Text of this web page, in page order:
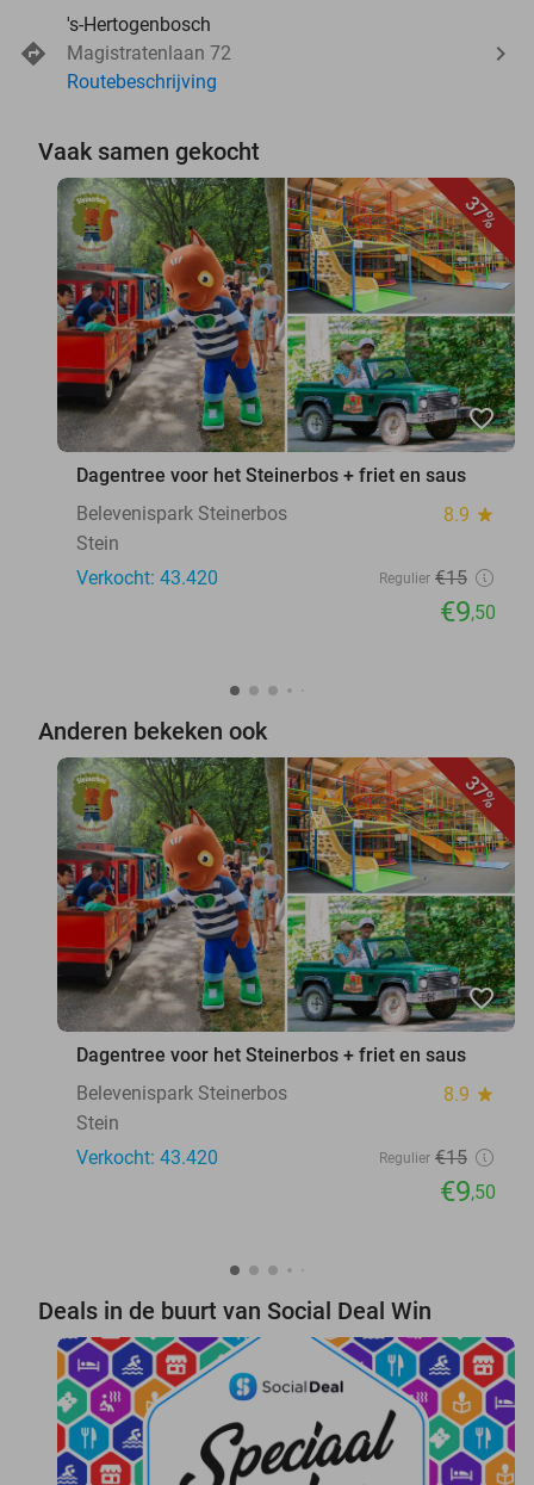
's-Hertogenbosch
Magistratenlaan 72
Routebeschrijving
Vaak samen gekocht
37%
favorite_border
Dagentree voor het Steinerbos + friet en saus
Belevenispark Steinerbos
8.9 star
Stein
Verkocht: 43.420
Regulier €15
€9,50
Anderen bekeken ook
37%
favorite_border
Dagentree voor het Steinerbos + friet en saus
Belevenispark Steinerbos
8.9 star
Stein
Verkocht: 43.420
Regulier €15
€9,50
Deals in de buurt van Social Deal Win